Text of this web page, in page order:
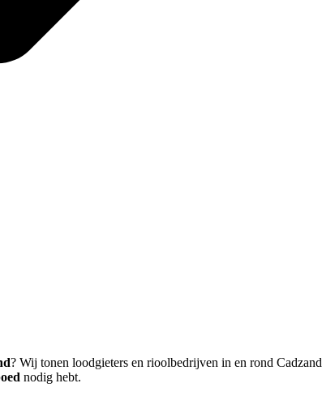
? Wij tonen loodgieters en rioolbedrijven in en rond Cadzand
nodig hebt.